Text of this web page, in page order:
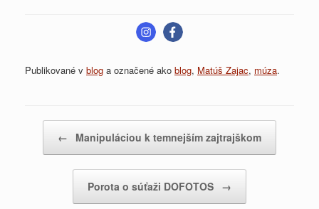
Publikované v blog a označené ako blog, Matúš Zajac, múza.
← Manipuláciou k temnejším zajtrajškom
Porota o súťaži DOFOTOS →